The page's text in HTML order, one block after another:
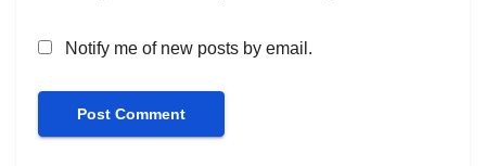
Notify me of new posts by email.